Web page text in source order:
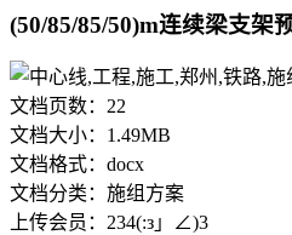
(50/85/85/50)m连续梁支架
文档页数： 22
文档大小： 1.49MB
文档格式： docx
文档分类： 施组方案
上传会员： 234(:з」∠)3